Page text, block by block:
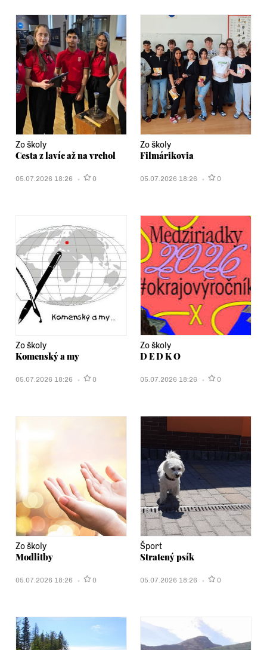
Zo školy
Cesta z lavíc až na vrchol
05.07.2026 18:26 0
Zo školy
Filmárikovia
05.07.2026 18:26 0
Zo školy
Komenský a my
05.07.2026 18:26 0
Zo školy
D E D K O
05.07.2026 18:26 0
Zo školy
Modlitby
05.07.2026 18:26 0
Šport
Stratený psík
05.07.2026 18:26 0